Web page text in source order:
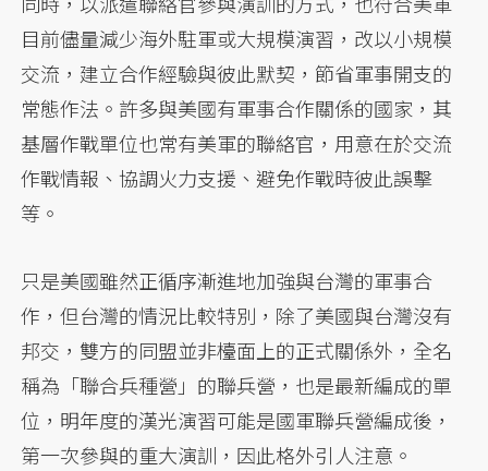
目前儘量減少海外駐軍或大規模演習，改以小規模
交流，建立合作經驗與彼此默契，節省軍事開支的
常態作法。許多與美國有軍事合作關係的國家，其
基層作戰單位也常有美軍的聯絡官，用意在於交流
作戰情報、協調火力支援、避免作戰時彼此誤擊
等。
只是美國雖然正循序漸進地加強與台灣的軍事合
作，但台灣的情況比較特別，除了美國與台灣沒有
邦交，雙方的同盟並非檯面上的正式關係外，全名
稱為「聯合兵種營」的聯兵營，也是最新編成的單
位，明年度的漢光演習可能是國軍聯兵營編成後，
第一次參與的重大演訓，因此格外引人注意。